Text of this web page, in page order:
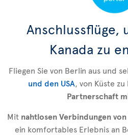
Anschlussflüge,
Kanada zu
Fliegen Sie von Berlin aus und
und den USA, von Küste
Partnerschaft
Mit nahtlosen Verbindungen
ein komfortables Erlebnis an